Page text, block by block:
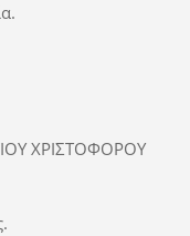
ΧΡΙΣΤΟΦΟΡΟΥ